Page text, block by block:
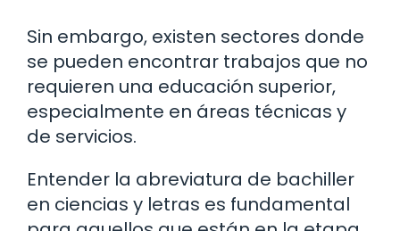
Sin embargo, existen sectores donde
se pueden encontrar trabajos que no
requieren una educación superior,
especialmente en áreas técnicas y
de servicios.
Entender la abreviatura de bachiller
en ciencias y letras es fundamental